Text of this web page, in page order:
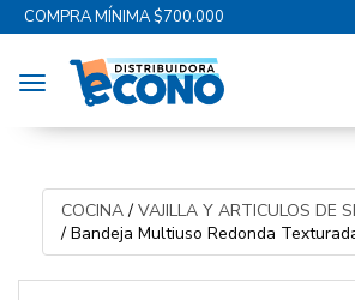
COMPRA MÍNIMA $700.000
Toggle navigation
COCINA/ VAJILLA Y ARTICULOS DE
/ Bandeja Multiuso Redonda